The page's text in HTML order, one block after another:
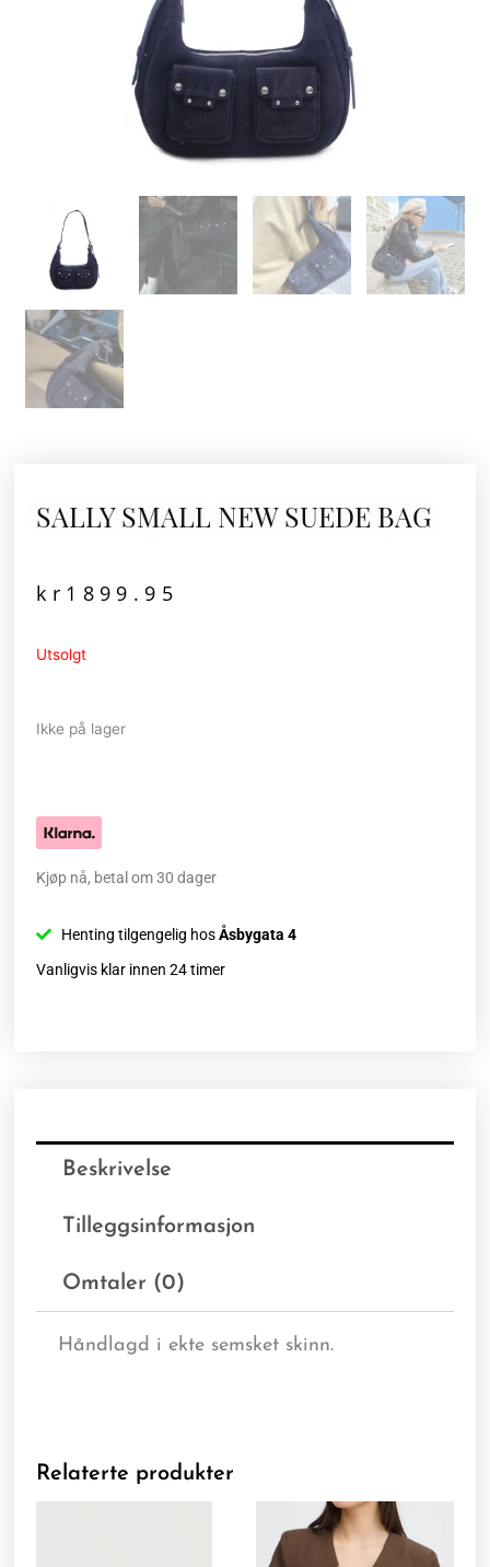
SALLY SMALL NEW SUEDE BAG
kr 1899.95
Utsolgt
Ikke på lager
Kjøp nå, betal om 30 dager
Henting tilgengelig hosÅsbygata 4
Vanligvis klar innen 24 timer
Beskrivelse
Tilleggsinformasjon
Omtaler (0)
Håndlagd i ekte semsket skinn.
Relaterte produkter